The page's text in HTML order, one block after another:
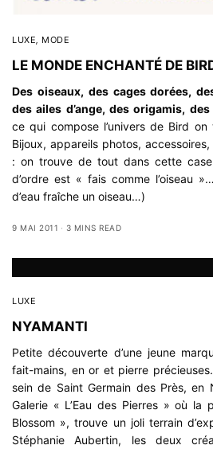
LUXE, MODE
LE MONDE ENCHANTÉ DE
Des oiseaux, des cages dorées,
des ailes d’ange, des origamis,
ce qui compose l’univers de Bird on
Bijoux, appareils photos,
: on trouve de tout dans cette
d’ordre est « fais comme l’oiseau
d’eau fraîche un oiseau…)
9 MAI 2011 3 MINS READ
LUXE
NYAMANTI
Petite découverte d’une jeune
fait-mains, en or et pierre
sein de Saint Germain des Près, en
Galerie « L’Eau des Pierres » où la
Blossom », trouve un joli terrain
Stéphanie Aubertin, les deux